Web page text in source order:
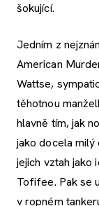
šokující.
Jedním z
American
Wattse,
těhotnou
hlavně tím, jak
jako docela milý
jejich vztah jako
Tofifee. Pak se
v ropném